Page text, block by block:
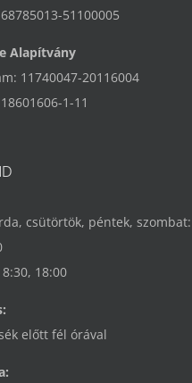
51100005
Alapítvány
11740047-20116004
1-11
csütörtök, péntek,
18:00
előtt fél órával